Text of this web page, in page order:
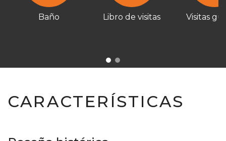
Baño Libro de visitas Visitas
CARACTERÍSTICAS